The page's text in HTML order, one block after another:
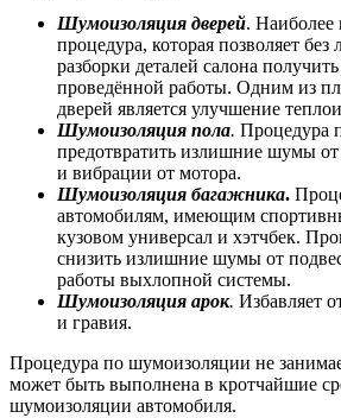
Шумоизоляция дверей. Наиболее
процедура, которая позволяет
разборки деталей салона
проведённой работы. Одним из
дверей является улучшение
Шумоизоляция пола. Процедура
предотвратить излишние шумы
и вибрации от мотора.
Шумоизоляция багажника.
автомобилям, имеющим
кузовом универсал и хэтчбек.
снизить излишние шумы от
работы выхлопной системы.
Шумоизоляция арок. Избавляет
и гравия.
Процедура по шумоизоляции не
может быть выполнена в кротчайшие
шумоизоляции автомобиля.